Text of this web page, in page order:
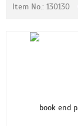
Item No.: 130130